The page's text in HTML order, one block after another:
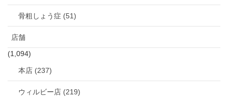
骨粗しょう症 (51)
店舗
(1,094)
本店 (237)
ウィルビー店 (219)